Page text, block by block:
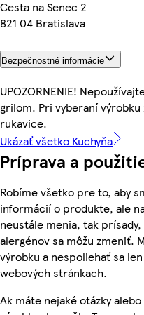
Cesta na Senec 2
821 04 Bratislava
Bezpečnostné informácie
UPOZORNENIE!
grilom. Pri vyberaní
rukavice.
Ukázať všetko Kuchyňa
Príprava a
Robíme všetko pre to, aby
informácií o produkte, ale
neustále menia, tak
alergénov sa môžu zmeniť.
výrobku a nespoliehať sa
webových stránkach.
Ak máte nejaké otázky